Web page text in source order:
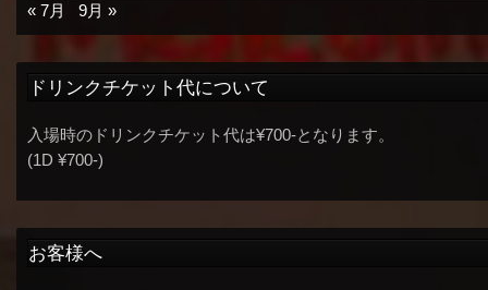
« 7月
9月 »
ドリンクチケット代について
入場時のドリンクチケット代は¥700-となります。
(1D ¥700-)
お客様へ